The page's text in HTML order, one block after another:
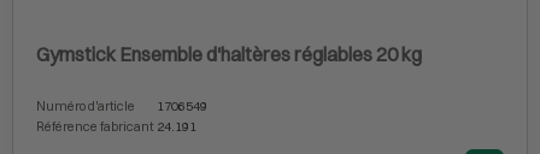
Gymstick Ensemble d'haltères réglables 20 kg
Numéro d'article
1706549
Référence fabricant 24.191